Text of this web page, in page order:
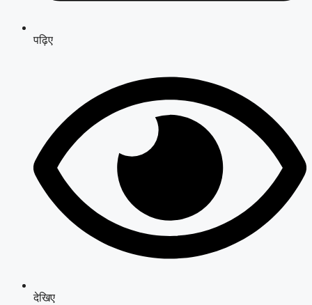
पढ़िए
देखिए